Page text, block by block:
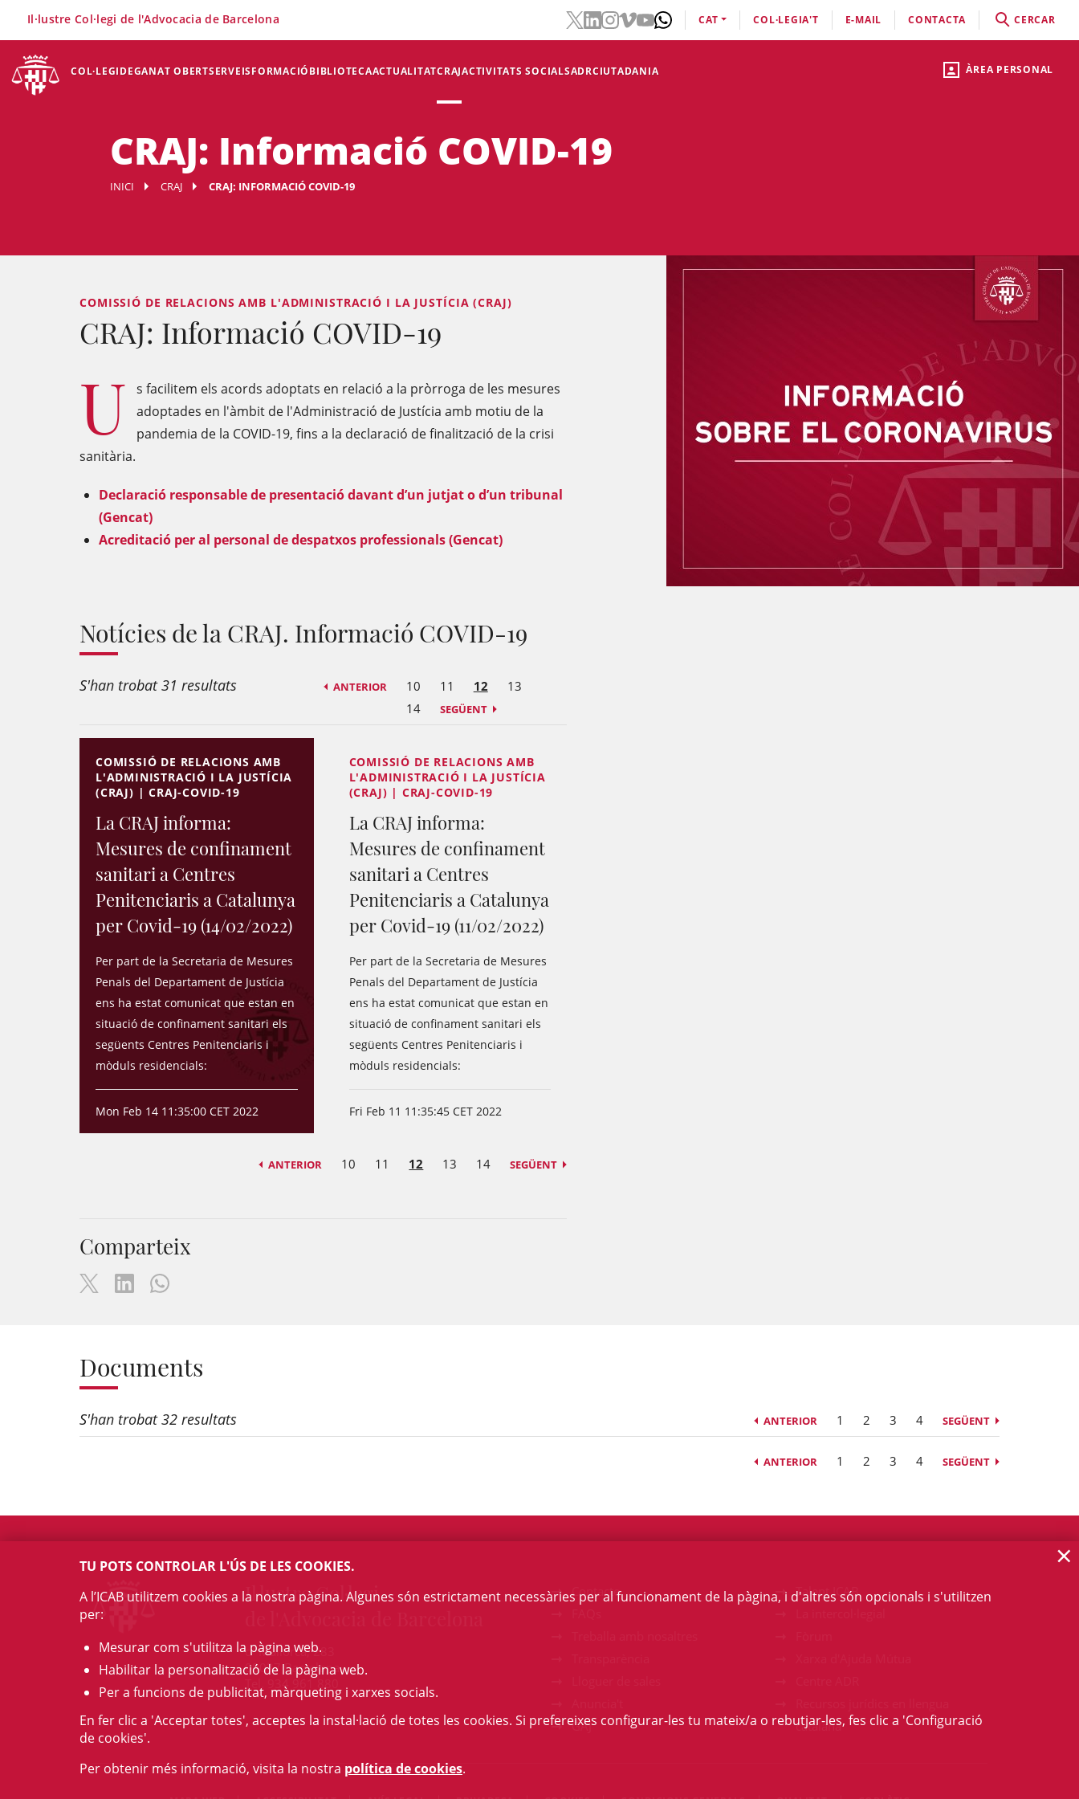
ÀREA PERSONAL
COL·LEGIDEGANAT OBERTSERVEISFORMACIÓBIBLIOTECAACTUALITATCRAJACTIVITATS SOCIALSADRCIUTADANIA
Il·lustre Col·legi de l'Advocacia de Barcelona CAT COL·LEGIA'T E-MAIL CONTACTA CERCAR
CRAJ: Informació COVID-19
INICI CRAJ CRAJ: INFORMACIÓ COVID-19
COMISSIÓ DE RELACIONS AMB L'ADMINISTRACIÓ I LA JUSTÍCIA (CRAJ)
CRAJ: Informació COVID-19
U
s facilitem els acords adoptats en relació a la pròrroga de les mesures
adoptades en l'àmbit de l'Administració de Justícia amb motiu de la
pandemia de la COVID-19, fins a la declaració de finalització de la crisi
sanitària.
Declaració responsable de presentació davant d’un jutjat o d’un tribunal
(Gencat)
Acreditació per al personal de despatxos professionals (Gencat)
Notícies de la CRAJ. Informació COVID-19
S'han trobat 31 resultats ANTERIOR 10 11 12
13
14
SEGÜENT
COMISSIÓ DE RELACIONS AMB
L'ADMINISTRACIÓ I LA JUSTÍCIA
(CRAJ) | CRAJ-COVID-19
La CRAJ informa:
Mesures de confinament
sanitari a Centres
Penitenciaris a Catalunya
per Covid-19 (14/02/2022)
Per part de la Secretaria de Mesures
Penals del Departament de Justícia
ens ha estat comunicat que estan en
situació de confinament sanitari els
següents Centres Penitenciaris i
mòduls residencials:
Mon Feb 14 11:35:00 CET 2022
COMISSIÓ DE RELACIONS AMB
L'ADMINISTRACIÓ I LA JUSTÍCIA
(CRAJ) | CRAJ-COVID-19
La CRAJ informa:
Mesures de confinament
sanitari a Centres
Penitenciaris a Catalunya
per Covid-19 (11/02/2022)
Per part de la Secretaria de Mesures
Penals del Departament de Justícia
ens ha estat comunicat que estan en
situació de confinament sanitari els
següents Centres Penitenciaris i
mòduls residencials:
Fri Feb 11 11:35:45 CET 2022
ANTERIOR 10 11 12 13 14 SEGÜENT
Comparteix
Documents
S'han trobat 32 resultats ANTERIOR 1 2 3 4 SEGÜENT
ANTERIOR 1 2 3 4 SEGÜENT
Il·lustre Col·legi
c/ Mallorca, 283
08037 Barcelona
Tel. 934 961 880
Contacte
GAJ
Talent ICAB
catalana
TU POTS CONTROLAR L'ÚS DE LES COOKIES.
A l’ICAB utilitzem cookies a la nostra pàgina. Algunes són estrictament necessàries per al funcionament de la pàgina, i d'altres són opcionals i s'utilitzen
per:
Mesurar com s'utilitza la pàgina web.
Habilitar la personalització de la pàgina web.
Per a funcions de publicitat, màrqueting i xarxes socials.
En fer clic a 'Acceptar totes', acceptes la instal·lació de totes les cookies. Si prefereixes configurar-les tu mateix/a o rebutjar-les, fes clic a 'Configuració
de cookies'.
Per obtenir més informació, visita la nostra política de cookies.
×